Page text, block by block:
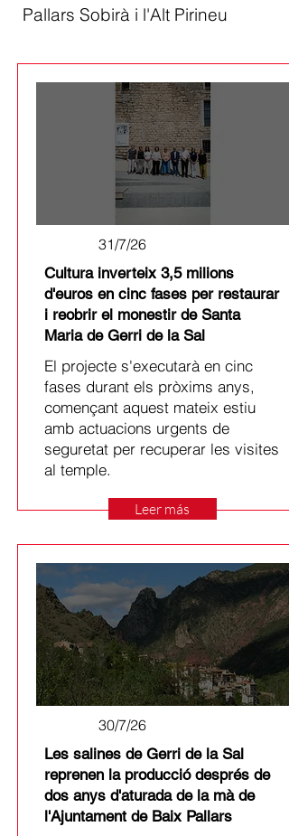
Pallars Sobirà i l'Alt Pirineu
31/7/26
Cultura inverteix 3,5 milions
d'euros en cinc fases per restaurar
i reobrir el monestir de Santa
Maria de Gerri de la Sal
El projecte s'executarà en cinc
fases durant els pròxims anys,
començant aquest mateix estiu
amb actuacions urgents de
seguretat per recuperar les visites
al temple.
Leer más
30/7/26
Les salines de Gerri de la Sal
reprenen la producció després de
dos anys d'aturada de la mà de
l'Ajuntament de Baix Pallars